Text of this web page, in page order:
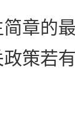
的最
策若